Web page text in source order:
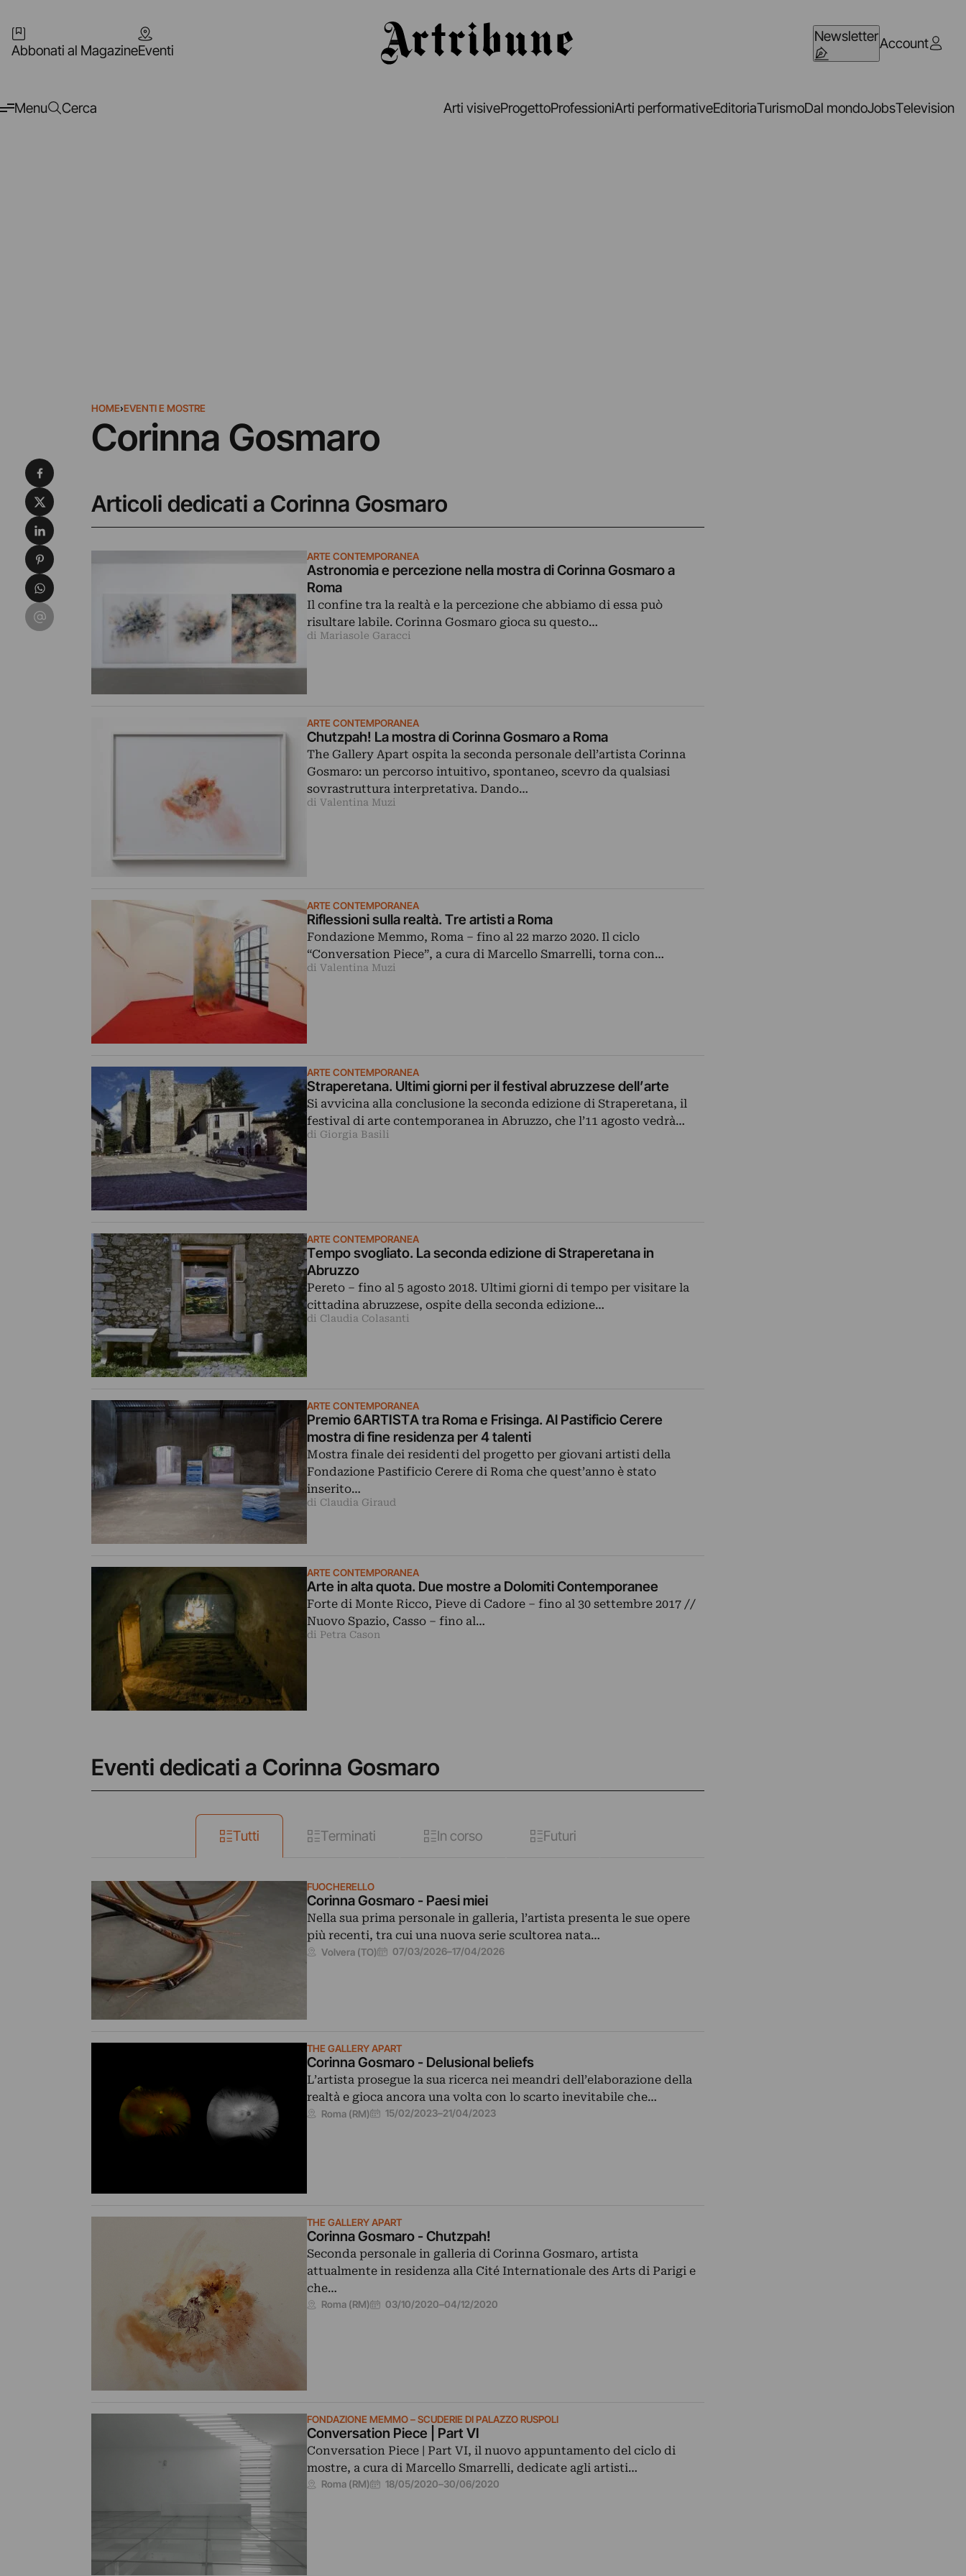
Abbonati al MagazineEventi
NewsletterAccount
Menu Cerca Arti visiveProgettoProfessioniArti performativeEditoriaTurismoDal mondoJobsTelevision
HOME›EVENTI E MOSTRE
Corinna Gosmaro
Articoli dedicati a Corinna Gosmaro
ARTE CONTEMPORANEA
Astronomia e percezione nella mostra di Corinna Gosmaro a
Roma
Il confine tra la realtà e la percezione che abbiamo di essa può
risultare labile. Corinna Gosmaro gioca su questo…
di Mariasole Garacci
ARTE CONTEMPORANEA
Chutzpah! La mostra di Corinna Gosmaro a Roma
The Gallery Apart ospita la seconda personale dell’artista Corinna
Gosmaro: un percorso intuitivo, spontaneo, scevro da qualsiasi
sovrastruttura interpretativa. Dando…
di Valentina Muzi
ARTE CONTEMPORANEA
Riflessioni sulla realtà. Tre artisti a Roma
Fondazione Memmo, Roma – fino al 22 marzo 2020. Il ciclo
“Conversation Piece”, a cura di Marcello Smarrelli, torna con…
di Valentina Muzi
ARTE CONTEMPORANEA
Straperetana. Ultimi giorni per il festival abruzzese dell’arte
Si avvicina alla conclusione la seconda edizione di Straperetana, il
festival di arte contemporanea in Abruzzo, che l’11 agosto vedrà…
di Giorgia Basili
ARTE CONTEMPORANEA
Tempo svogliato. La seconda edizione di Straperetana in
Abruzzo
Pereto ‒ fino al 5 agosto 2018. Ultimi giorni di tempo per visitare la
cittadina abruzzese, ospite della seconda edizione…
di Claudia Colasanti
ARTE CONTEMPORANEA
Premio 6ARTISTA tra Roma e Frisinga. Al Pastificio Cerere
mostra di fine residenza per 4 talenti
Mostra finale dei residenti del progetto per giovani artisti della
Fondazione Pastificio Cerere di Roma che quest’anno è stato
inserito…
di Claudia Giraud
ARTE CONTEMPORANEA
Arte in alta quota. Due mostre a Dolomiti Contemporanee
Forte di Monte Ricco, Pieve di Cadore ‒ fino al 30 settembre 2017 //
Nuovo Spazio, Casso ‒ fino al…
di Petra Cason
Eventi dedicati a Corinna Gosmaro
Tutti Terminati In corso Futuri
FUOCHERELLO
Corinna Gosmaro - Paesi miei
Nella sua prima personale in galleria, l’artista presenta le sue opere
più recenti, tra cui una nuova serie scultorea nata…
Volvera (TO) 07/03/2026–17/04/2026
THE GALLERY APART
Corinna Gosmaro - Delusional beliefs
L’artista prosegue la sua ricerca nei meandri dell’elaborazione della
realtà e gioca ancora una volta con lo scarto inevitabile che…
Roma (RM) 15/02/2023–21/04/2023
THE GALLERY APART
Corinna Gosmaro - Chutzpah!
Seconda personale in galleria di Corinna Gosmaro, artista
attualmente in residenza alla Cité Internationale des Arts di Parigi e
che…
Roma (RM) 03/10/2020–04/12/2020
FONDAZIONE MEMMO – SCUDERIE DI PALAZZO RUSPOLI
Conversation Piece | Part VI
Conversation Piece | Part VI, il nuovo appuntamento del ciclo di
mostre, a cura di Marcello Smarrelli, dedicate agli artisti…
Roma (RM) 18/05/2020–30/06/2020
Condividi su Facebook
Condividi su X
Condividi su LinkedIn
Condividi su Pinterest
Condividi su WhatsApp
Condividi su Email